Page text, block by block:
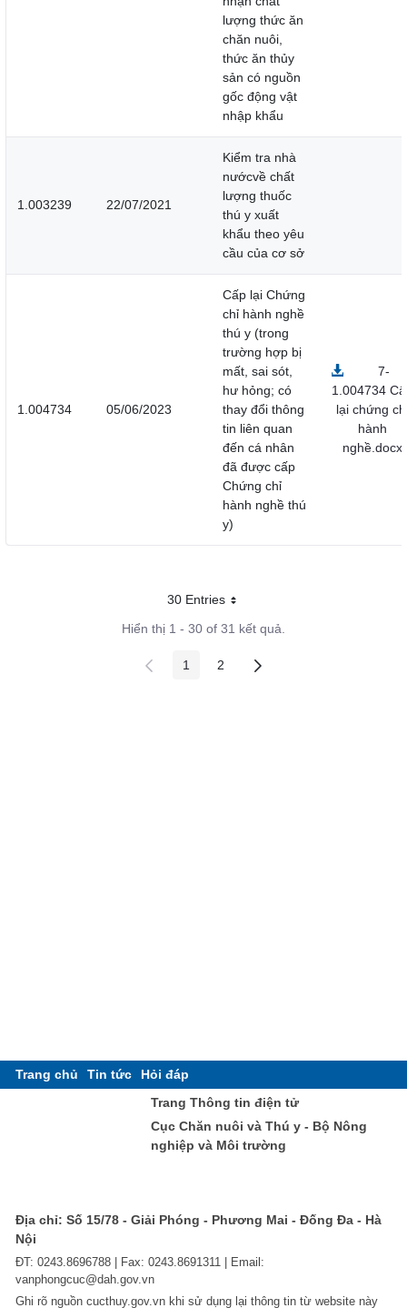
lượng thức ăn
chăn nuôi,
thức ăn thủy
sản có nguồn
gốc động vật
nhập khẩu
1.003239 22/07/2021
Kiểm tra nhà
nướcvề chất
lượng thuốc
thú y xuất
khẩu theo yêu
cầu của cơ sở
1.004734 05/06/2023
Cấp lại Chứng
chỉ hành nghề
thú y (trong
trường hợp bị
mất, sai sót,
hư hỏng; có
thay đổi thông
tin liên quan
đến cá nhân
đã được cấp
Chứng chỉ
hành nghề thú
y)
7-
1.004734
lại chứng
hành
nghề.docx
30 EntriesMỗi trang
Hiển thị 1 - 30 of 31 kết quả.
Các trang trên cổng
1 Các trang trên cổng
2
Trang chủ Tin tức
Hỏi đáp
Trang Thông tin điện tử
Cục Chăn nuôi và Thú y - Bộ Nông
nghiệp và Môi trường
Địa chỉ: Số 15/78 - Giải Phóng - Phương Mai - Đống Đa - Hà
Nội
ĐT: 0243.8696788 | Fax: 0243.8691311 | Email:
vanphongcuc@dah.gov.vn
Ghi rõ nguồn cucthuy.gov.vn khi sử dụng lại thông tin từ website này